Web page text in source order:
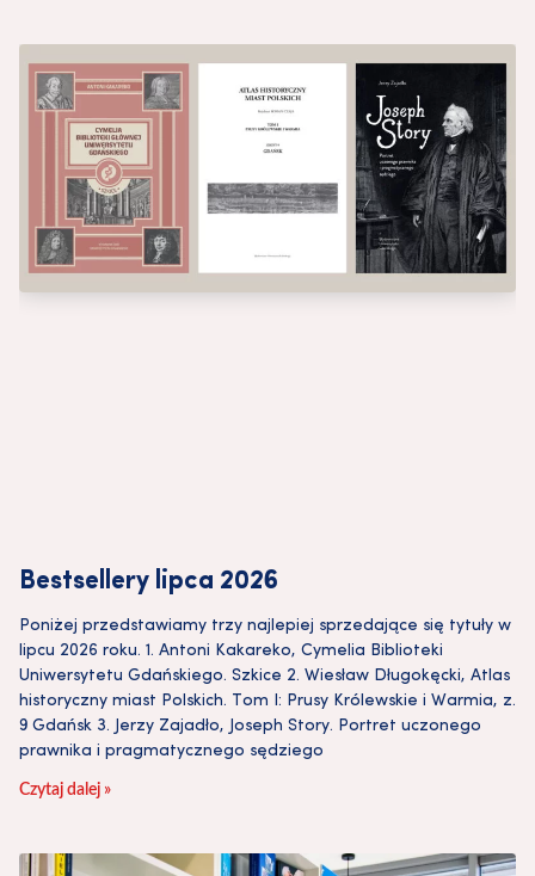
Bestsellery lipca 2026
Poniżej przedstawiamy trzy najlepiej sprzedające się tytuły w
lipcu 2026 roku. 1. Antoni Kakareko, Cymelia Biblioteki
Uniwersytetu Gdańskiego. Szkice 2. Wiesław Długokęcki, Atlas
historyczny miast Polskich. Tom I: Prusy Królewskie i Warmia, z.
9 Gdańsk 3. Jerzy Zajadło, Joseph Story. Portret uczonego
prawnika i pragmatycznego sędziego
Czytaj dalej »